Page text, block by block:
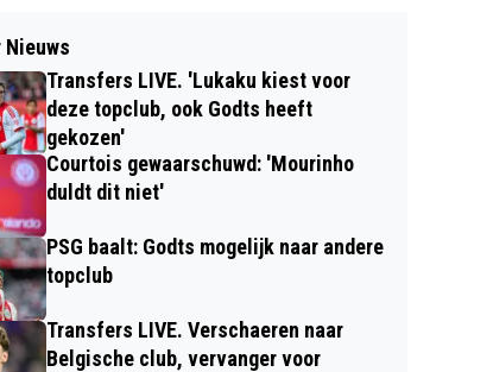
Transfers LIVE. 'Lukaku kiest voor
deze topclub, ook Godts heeft
gekozen'
Courtois gewaarschuwd: 'Mourinho
duldt dit niet'
PSG baalt: Godts mogelijk naar andere
topclub
Transfers LIVE. Verschaeren naar
Belgische club, vervanger voor